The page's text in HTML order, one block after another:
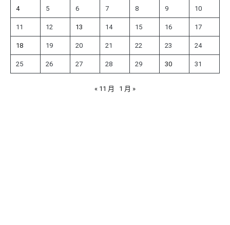
4 5 6 7 8 9 10
11 12 13 14 15 16 17
18 19 20 21 22 23 24
25 26 27 28 29 30 31
« 11 月 1 月 »